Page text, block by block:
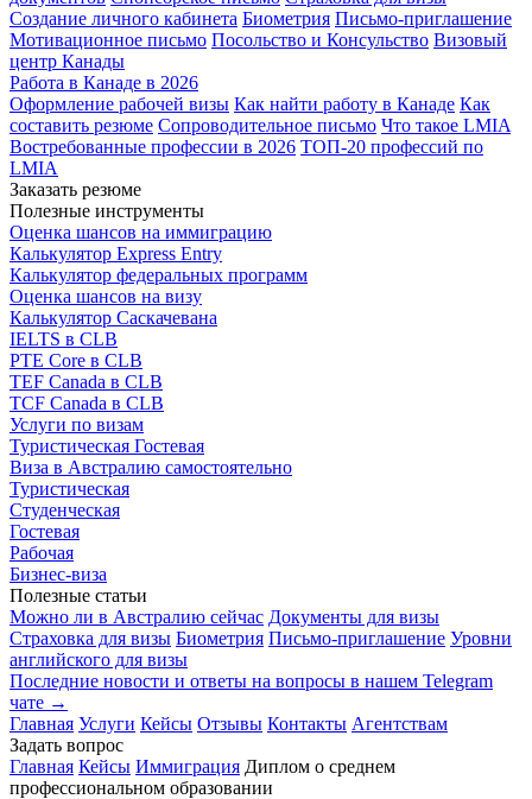
Создание личного кабинета Биометрия Письмо-приглашение
Мотивационное письмо Посольство и Консульство Визовый
центр Канады
Работа в Канаде в 2026
Оформление рабочей визы Как найти работу в Канаде Как
составить резюме Сопроводительное письмо Что такое LMIA
Востребованные профессии в 2026 ТОП-20 профессий по
LMIA
Заказать резюме
Полезные инструменты
Оценка шансов на иммиграцию
Калькулятор Express Entry
Калькулятор федеральных программ
Оценка шансов на визу
Калькулятор Саскачевана
IELTS в CLB
PTE Core в CLB
TEF Canada в CLB
TCF Canada в CLB
Услуги по визам
Туристическая Гостевая
Виза в Австралию самостоятельно
Туристическая
Студенческая
Гостевая
Рабочая
Бизнес-виза
Полезные статьи
Можно ли в Австралию сейчас Документы для визы
Страховка для визы Биометрия Письмо-приглашение Уровни
английского для визы
Последние новости и ответы на вопросы в нашем Telegram
чате →
Главная Услуги Кейсы Отзывы Контакты Агентствам
Задать вопрос
Главная Кейсы Иммиграция Диплом о среднем
профессиональном образовании